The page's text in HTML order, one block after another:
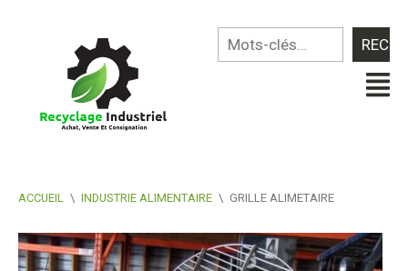
ACCUEIL \ INDUSTRIE ALIMENTAIRE \ GRILLE ALIMETAIRE